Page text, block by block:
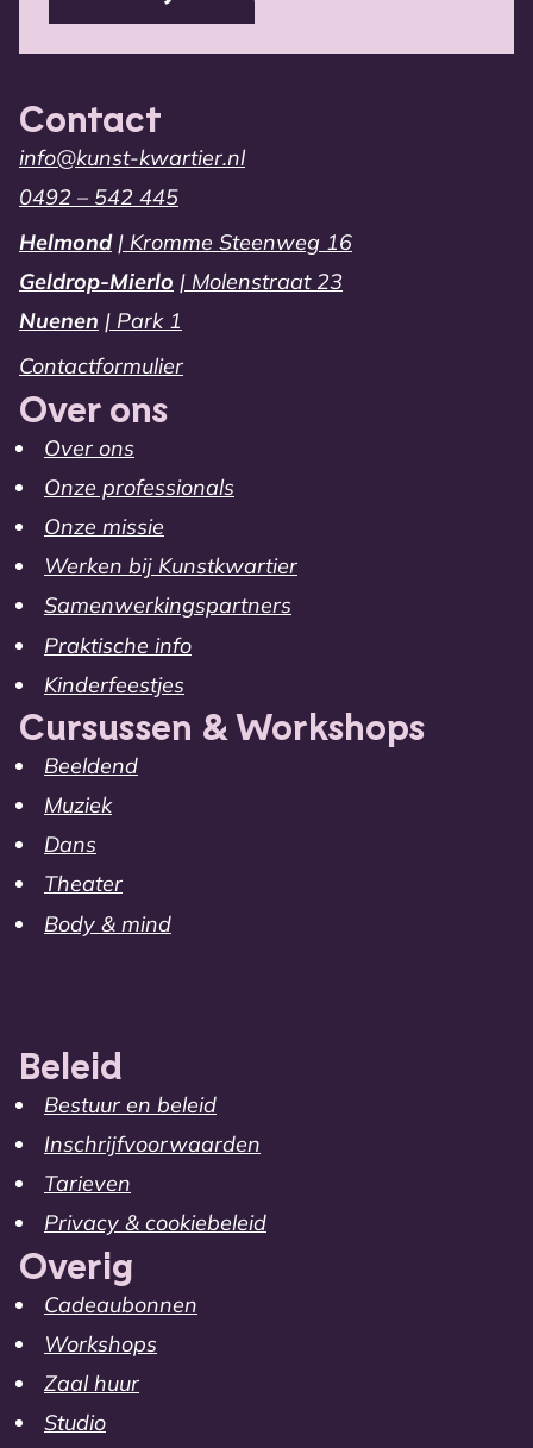
Contact
info@kunst-kwartier.nl
0492 – 542 445
Helmond | Kromme Steenweg 16
Geldrop-Mierlo | Molenstraat 23
Nuenen | Park 1
Contactformulier
Over ons
Over ons
Onze professionals
Onze missie
Werken bij Kunstkwartier
Samenwerkingspartners
Praktische info
Kinderfeestjes
Cursussen & Workshops
Beeldend
Muziek
Dans
Theater
Body & mind
Beleid
Bestuur en beleid
Inschrijfvoorwaarden
Tarieven
Privacy & cookiebeleid
Overig
Cadeaubonnen
Workshops
Zaal huur
Studio